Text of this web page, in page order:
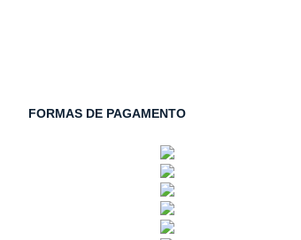
FORMAS DE PAGAMENTO